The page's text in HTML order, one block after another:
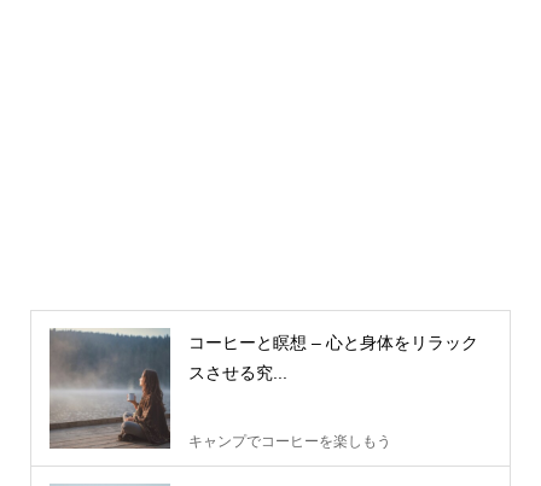
コーヒーと瞑想 – 心と身体をリラック
スさせる究...
キャンプでコーヒーを楽しもう